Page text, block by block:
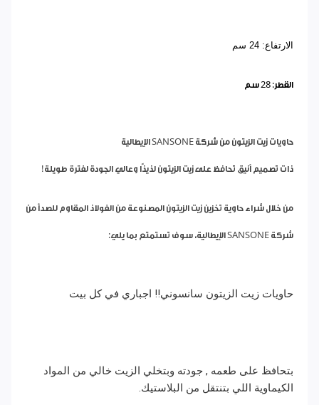
الارتفاع: 24 سم
القطر: 28 سم
حاويات زيت الزيتون من شركة SANSONE الإيطالية
ذات تصميم أنيق تحافظ على زيت الزيتون لذيذًا وعالي الجودة لفترة طويلة!
من خلال شراء حاوية تخزين زيت الزيتون المصنوعة من الفولاذ المقاوم للصدأ من
شركة SANSONE الإيطالية، سوف تستمتع بما يلي:
حاويات زيت الزيتون سانسوني!! اجباري في كل بيت
بتحافظ على طعمه , جودته وبتخلي الزيت خالي من المواد
الكيماوية اللي بتنتقل من البلاستيك.